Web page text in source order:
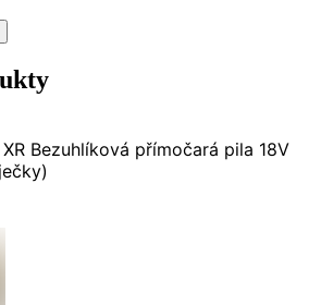
Bezuhlíková přímočará pila 18V